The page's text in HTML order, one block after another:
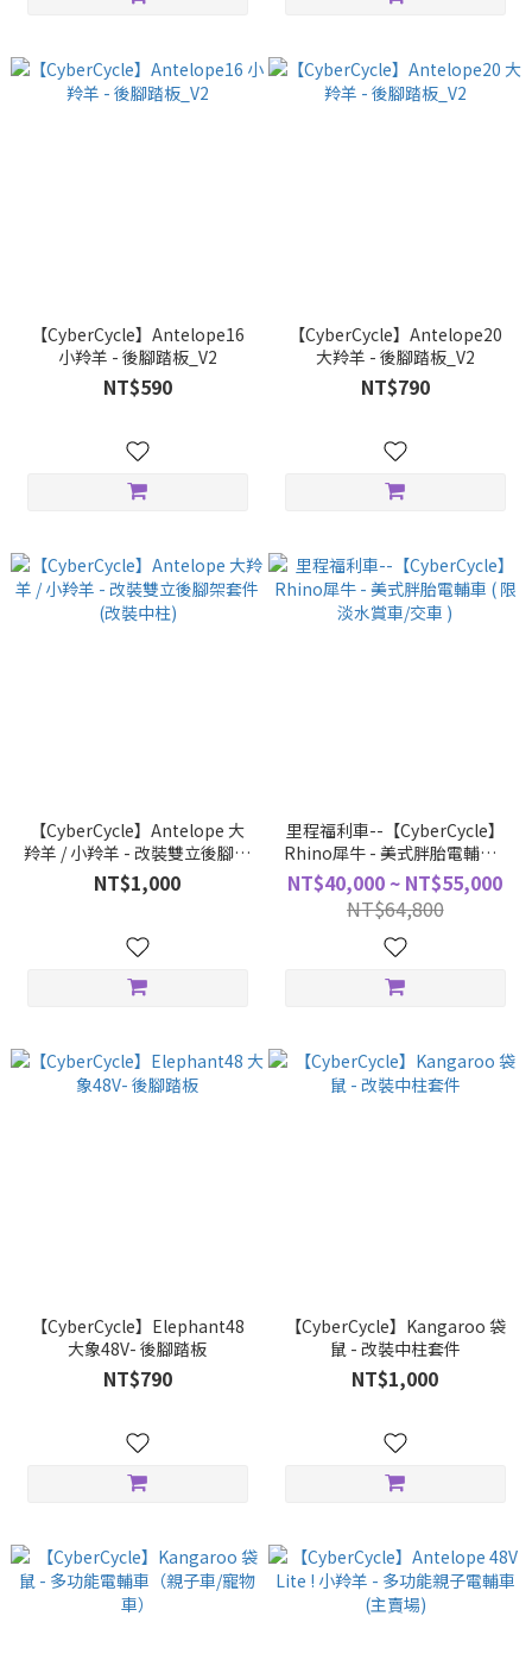
【CyberCycle】Antelope16
小羚羊 - 後腳踏板_V2
NT$590
【CyberCycle】Antelope20
大羚羊 - 後腳踏板_V2
NT$790
【CyberCycle】Antelope 大
羚羊 / 小羚羊 - 改裝雙立後腳架
套件(改裝中柱)
NT$1,000
里程福利車--【CyberCycle】
Rhino犀牛 - 美式胖胎電輔車 (
限淡水賞車/交車 )
NT$40,000 ~ NT$55,000
NT$64,800
【CyberCycle】Elephant48
大象48V- 後腳踏板
NT$790
【CyberCycle】Kangaroo 袋
鼠 - 改裝中柱套件
NT$1,000